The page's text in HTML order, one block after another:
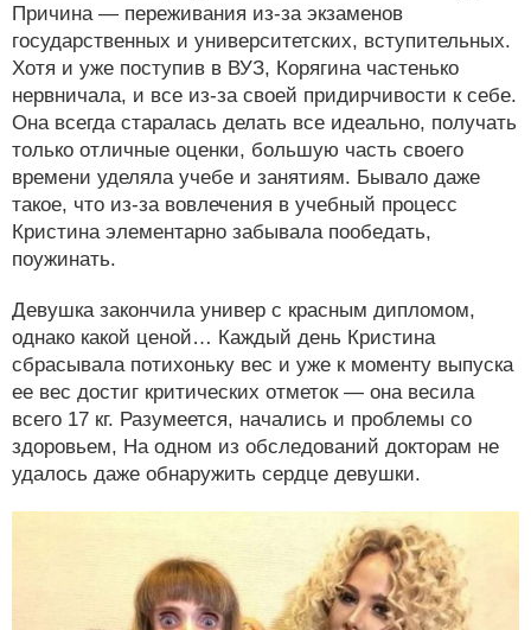
Причина — переживания из-за экзаменов
государственных и университетских, вступительных.
Хотя и уже поступив в ВУЗ, Корягина частенько
нервничала, и все из-за своей придирчивости к себе.
Она всегда старалась делать все идеально, получать
только отличные оценки, большую часть своего
времени уделяла учебе и занятиям. Бывало даже
такое, что из-за вовлечения в учебный процесс
Кристина элементарно забывала пообедать,
поужинать.
Девушка закончила универ с красным дипломом,
однако какой ценой… Каждый день Кристина
сбрасывала потихоньку вес и уже к моменту выпуска
ее вес достиг критических отметок — она весила
всего 17 кг. Разумеется, начались и проблемы со
здоровьем, На одном из обследований докторам не
удалось даже обнаружить сердце девушки.